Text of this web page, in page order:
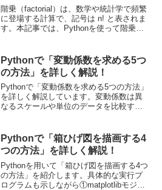
階乗（factorial）は、数学や統計学で頻繁
に登場する計算で、記号は n! と表されま
す。本記事では、Pythonを使って階乗を
Pythonで「変動係数を求める5つ
の方法」を詳しく解説！
Pythonで「変動係数を求める5つの方法」
を詳しく解説しています。変動係数は異
なるスケールや単位のデータを比較する
たいデータに合わせて使い分けていきま
しょう！
Pythonで「箱ひげ図を描画する4
つの方法」を詳しく解説！
Pythonを用いて「箱ひげ図を描画する4つ
の方法」を紹介します。具体的な実行プ
ログラムも示しながら①matplotlibモジュ